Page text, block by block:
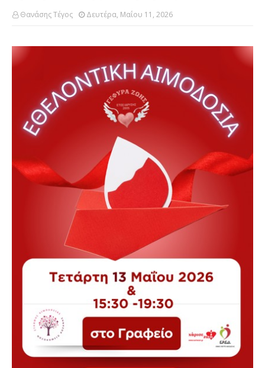
Θανάσης Τέγος Δευτέρα, Μαΐου 11, 2026